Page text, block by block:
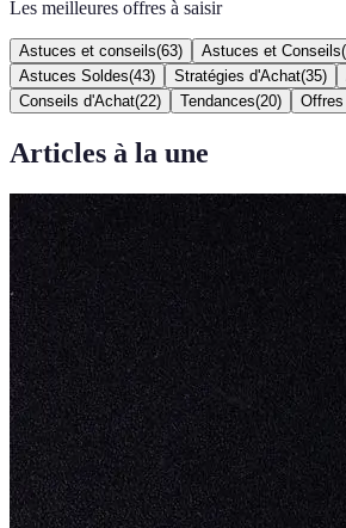
Les meilleures offres à saisir
Astuces et conseils(63) Astuces et Conseils(
Astuces Soldes(43) Stratégies d'Achat(35)
Conseils d'Achat(22) Tendances(20)
Articles à la une